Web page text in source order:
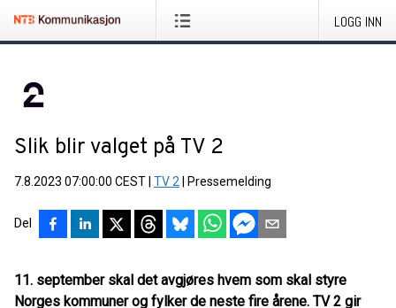
LOGG INN
Slik blir valget på TV 2
7.8.2023 07:00:00 CEST TV 2 Pressemelding
Del
11. september skal det avgjøres hvem som skal styre
Norges kommuner og fylker de neste fire årene. TV 2 gir